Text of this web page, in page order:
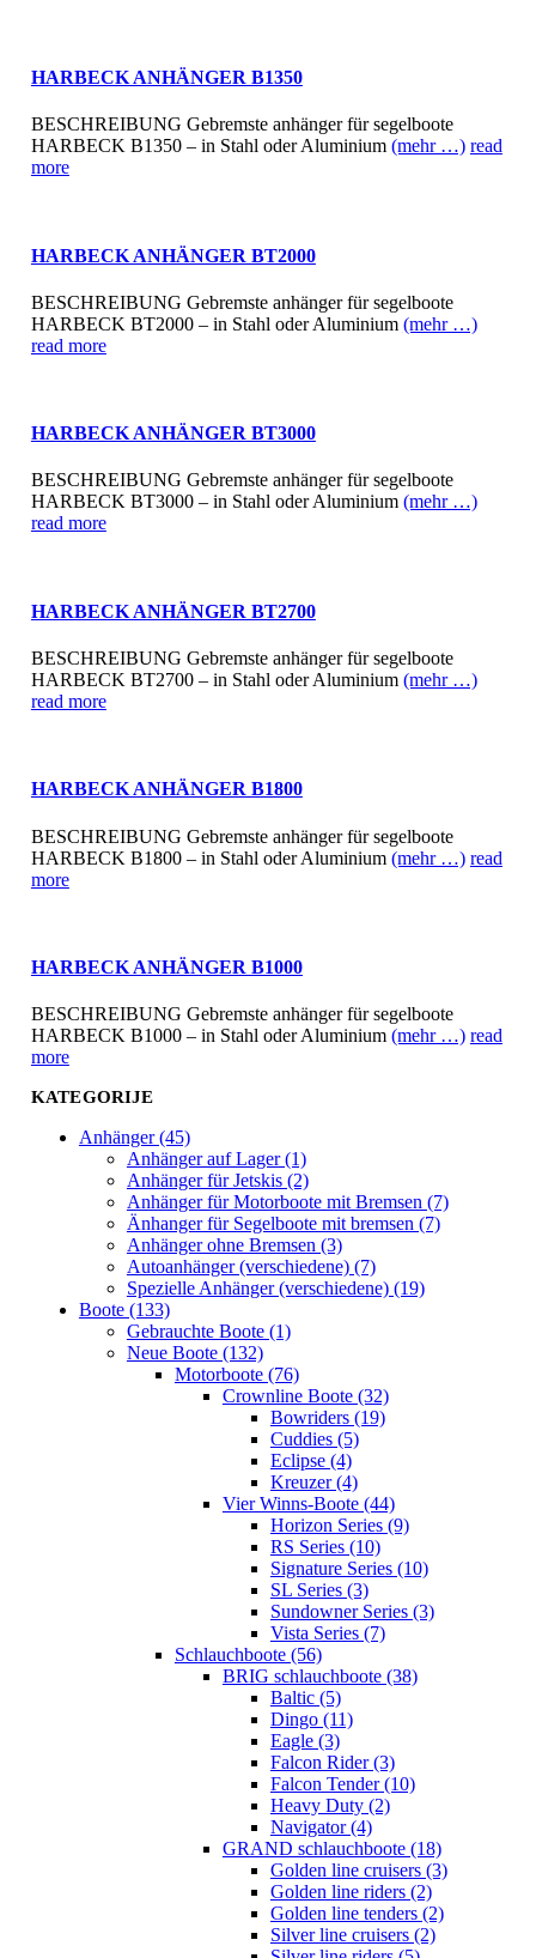
HARBECK ANHÄNGER B1350
BESCHREIBUNG Gebremste anhänger für segelboote
HARBECK B1350 – in Stahl oder Aluminium (mehr …) read
more
HARBECK ANHÄNGER BT2000
BESCHREIBUNG Gebremste anhänger für segelboote
HARBECK BT2000 – in Stahl oder Aluminium (mehr …)
read more
HARBECK ANHÄNGER BT3000
BESCHREIBUNG Gebremste anhänger für segelboote
HARBECK BT3000 – in Stahl oder Aluminium (mehr …)
read more
HARBECK ANHÄNGER BT2700
BESCHREIBUNG Gebremste anhänger für segelboote
HARBECK BT2700 – in Stahl oder Aluminium (mehr …)
read more
HARBECK ANHÄNGER B1800
BESCHREIBUNG Gebremste anhänger für segelboote
HARBECK B1800 – in Stahl oder Aluminium (mehr …) read
more
HARBECK ANHÄNGER B1000
BESCHREIBUNG Gebremste anhänger für segelboote
HARBECK B1000 – in Stahl oder Aluminium (mehr …) read
more
KATEGORIJE
Anhänger (45)
Anhänger auf Lager (1)
Anhänger für Jetskis (2)
Anhänger für Motorboote mit Bremsen (7)
Änhanger für Segelboote mit bremsen (7)
Anhänger ohne Bremsen (3)
Autoanhänger (verschiedene) (7)
Spezielle Anhänger (verschiedene) (19)
Boote (133)
Gebrauchte Boote (1)
Neue Boote (132)
Motorboote (76)
Crownline Boote (32)
Bowriders (19)
Cuddies (5)
Eclipse (4)
Kreuzer (4)
Vier Winns-Boote (44)
Horizon Series (9)
RS Series (10)
Signature Series (10)
SL Series (3)
Sundowner Series (3)
Vista Series (7)
Schlauchboote (56)
BRIG schlauchboote (38)
Baltic (5)
Dingo (11)
Eagle (3)
Falcon Rider (3)
Falcon Tender (10)
Heavy Duty (2)
Navigator (4)
GRAND schlauchboote (18)
Golden line cruisers (3)
Golden line riders (2)
Golden line tenders (2)
Silver line cruisers (2)